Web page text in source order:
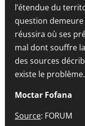
l’étendue du
question demeure
réussira où ses
mal dont souffre
des sources
existe le problème.
Moctar Fofana
Source: FORUM